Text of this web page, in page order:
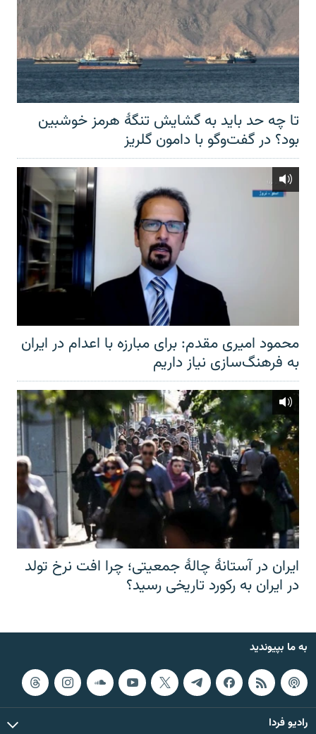
تا چه حد باید به گشایش تنگهٔ هرمز خوشبین
بود؟ در گفت‌وگو با دامون گلریز
محمود امیری مقدم: برای مبارزه با اعدام در ایران
به فرهنگ‌سازی نیاز داریم
ایران در آستانهٔ چالهٔ جمعیتی؛ چرا افت نرخ تولد
در ایران به رکورد تاریخی رسید؟
به ما بپیوندید
رادیو فردا